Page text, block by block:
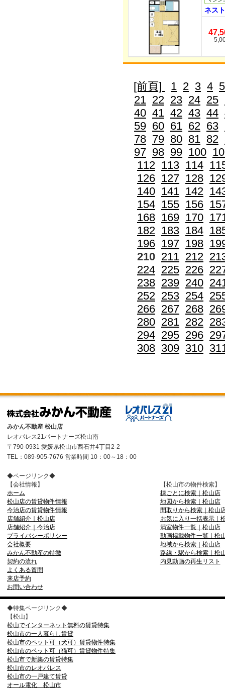
ネス
[前頁] 1 2 3 4 5
21 22 23 24 25
40 41 42 43 44
59 60 61 62 63
78 79 80 81 82
97 98 99 100
112 113 114
126 127 128
140 141 142
154 155 156
168 169 170
182 183 184
196 197 198
210 211 212
224 225 226
238 239 240
252 253 254
266 267 268
280 281 282
294 295 296
308 309 310
みかん不動産 松山店
レオパレス21パートナーズ松山南
〒790-0931 愛媛県松山市西石井4丁目2-2
TEL：089-905-7676 営業時間 10：00～18：00
◆ページリンク◆
【会社情報】
ホーム
松山店の賃貸物件情報
今治店の賃貸物件情報
店舗紹介｜松山店
店舗紹介｜今治店
プライバシーポリシー
会社概要
みかん不動産の特徴
契約の流れ
よくある質問
来店予約
お問い合わせ
【松山市の物件検索】
棟ごとに検索｜松山店
地図から検索｜松山店
間取りから検索｜松山
お気に入り一括表示｜
満室物件一覧｜松山店
動画掲載物件一覧｜松
地域から検索｜松山店
路線・駅から検索｜松
内見動画の再生リスト
◆特集ページリンク◆
【松山】
松山でインターネット無料の賃貸特集
松山市の一人暮らし賃貸
松山市のペット可（犬可）賃貸物件特集
松山市のペット可（猫可）賃貸物件特集
松山市で新築の賃貸特集
松山市のレオパレス
松山市の一戸建て賃貸
オール電化 松山市